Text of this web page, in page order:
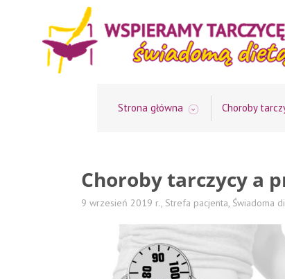
Strona główna Choroby
Choroby tarczycy a
9 wrzesień 2019 r., Strefa pacjenta, Świadoma